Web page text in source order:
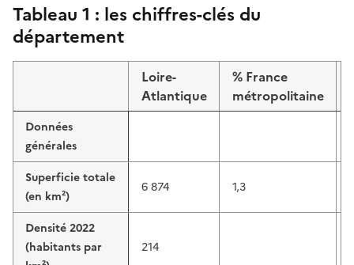
Tableau 1 : les chiffres-clés du
département
Loire-
Atlantique
% France
métropolitaine
Données
générales
Superficie totale
(en km²)
6 874 1,3
Densité 2022
(habitants par
214